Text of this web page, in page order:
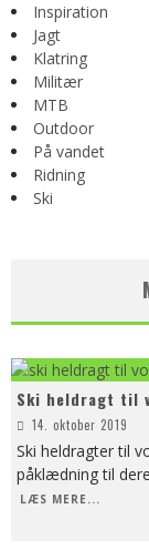
Inspiration
Jagt
Klatring
Militær
MTB
Outdoor
På vandet
Ridning
Ski
Ski heldragt til
14. oktober 2019
Ski heldragter til
påklædning til
LÆS MERE...